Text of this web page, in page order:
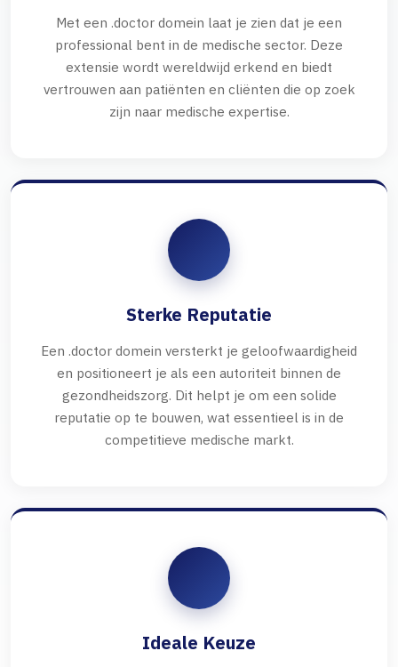
Met een .doctor domein laat je zien dat je een
professional bent in de medische sector. Deze
extensie wordt wereldwijd erkend en biedt
vertrouwen aan patiënten en cliënten die op zoek
zijn naar medische expertise.
Sterke Reputatie
Een .doctor domein versterkt je geloofwaardigheid
en positioneert je als een autoriteit binnen de
gezondheidszorg. Dit helpt je om een solide
reputatie op te bouwen, wat essentieel is in de
competitieve medische markt.
Ideale Keuze